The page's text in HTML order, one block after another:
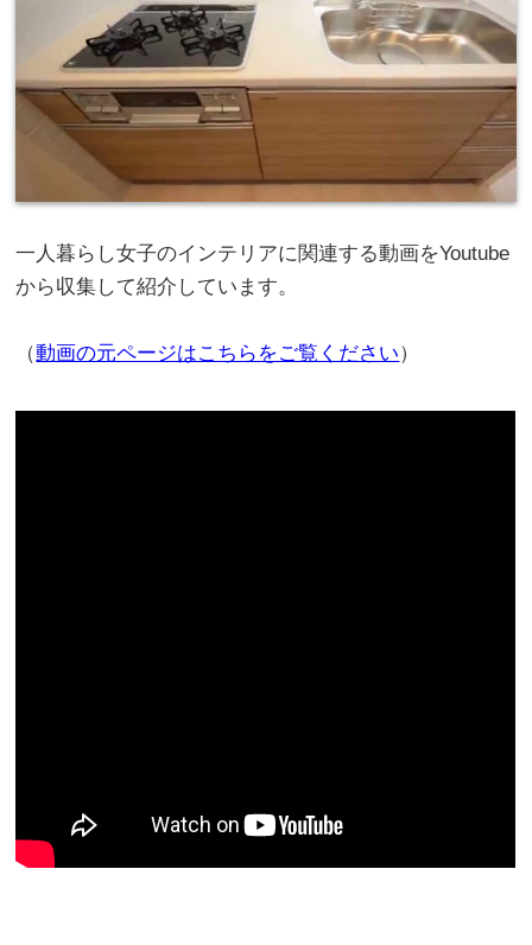
一人暮らし女子のインテリアに関連する動画をYoutube
から収集して紹介しています。
（動画の元ページはこちらをご覧ください）